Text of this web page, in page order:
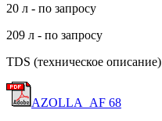
20 л - по запросу
209 л - по запросу
TDS (техническое описание)
AZOLLA_AF 68